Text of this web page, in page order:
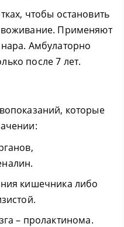
чтобы остановить
Применяют
Амбулаторно
после 7 лет.
которые
кишечника либо
– пролактинома.